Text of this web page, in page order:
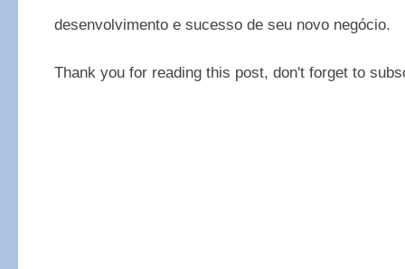
desenvolvimento e sucesso de seu novo negócio.
Thank you for reading this post, don't forget to